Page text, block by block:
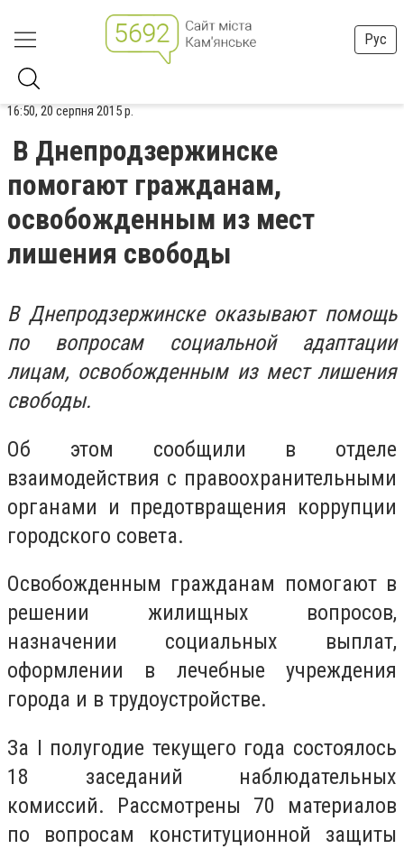
Рус
16:50, 20 серпня 2015 р.
В Днепродзержинске
помогают гражданам,
освобожденным из мест
лишения свободы
В Днепродзержинске оказывают помощь
по вопросам социальной адаптации
лицам, освобожденным из мест лишения
свободы.
Об этом сообщили в отделе
взаимодействия с правоохранительными
органами и предотвращения коррупции
городского совета.
Освобожденным гражданам помогают в
решении жилищных вопросов,
назначении социальных выплат,
оформлении в лечебные учреждения
города и в трудоустройстве.
За I полугодие текущего года состоялось
18 заседаний наблюдательных
комиссий. Рассмотрены 70 материалов
по вопросам конституционной защиты